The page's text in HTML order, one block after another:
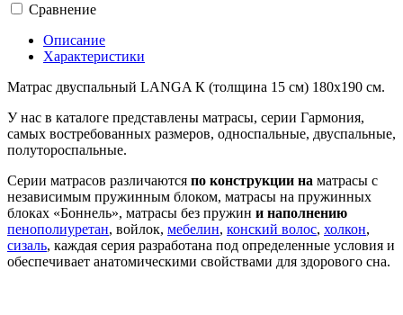
Сравнение
Описание
Характеристики
Матрас двуспальный LANGA К (толщина 15 см) 180х190 см.
У нас в каталоге представлены матрасы, серии Гармония,
самых востребованных размеров, односпальные, двуспальные,
полутороспальные.
Серии матрасов различаются по конструкции на матрасы с
независимым пружинным блоком, матрасы на пружинных
блоках «Боннель», матрасы без пружин и наполнению
пенополиуретан, войлок, мебелин, конский волос, холкон,
сизаль, каждая серия разработана под определенные условия и
обеспечивает анатомическими свойствами для здорового сна.